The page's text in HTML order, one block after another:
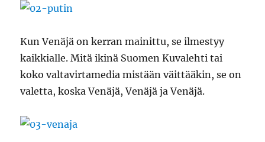
Kun Venäjä on kerran mainittu, se ilmestyy
kaikkialle. Mitä ikinä Suomen Kuvalehti tai
koko valtavirtamedia mistään väittääkin, se on
valetta, koska Venäjä, Venäjä ja Venäjä.